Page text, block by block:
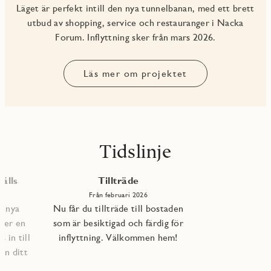
Läget är perfekt intill den nya tunnelbanan, med ett brett
utbud av shopping, service och restauranger i Nacka
Forum. Inflyttning sker från mars 2026.
Läs mer om projektet
Tidslinje
nya
en
in till
ditt
Tillträde
Från februari 2026
Nu får du tillträde till bostaden
som är besiktigad och färdig för
inflyttning. Välkommen hem!